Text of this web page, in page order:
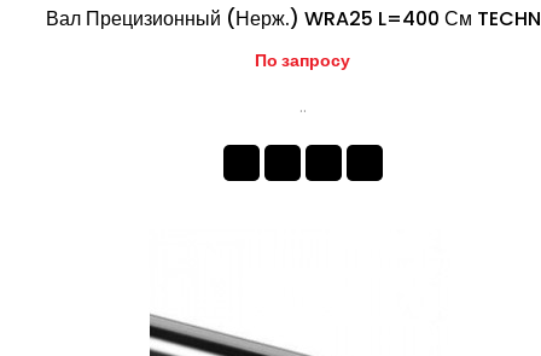
Вал Прецизионный (нерж.) WRA25 L=400 См
По запросу
..